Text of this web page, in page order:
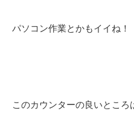
パソコン作業とかもイイね！
このカウンターの良いところ